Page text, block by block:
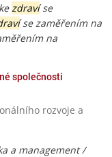
zdravíse
se zaměřením na
na
společnosti
rozvoje a
a management /